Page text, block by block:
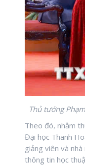
Thủ tướng
Theo đó, nhằm
Đại học Thanh
giảng viên và
thông tin học